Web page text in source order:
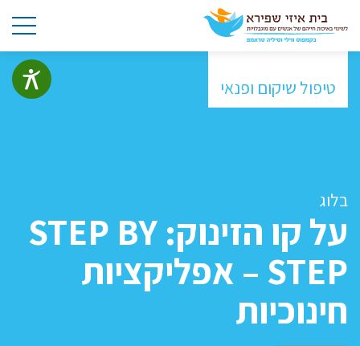
טיפול שיקום ופנאי
בלוג
על קו הזינוק: STEP BY
STEP – אפליקציות
חינוכיות